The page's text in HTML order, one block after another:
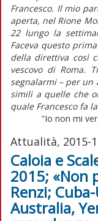
Francesco. Il mio
aperta, nel Rione
22 lungo la
Faceva questo
della direttiva così
vescovo di Roma.
segnalarmi – per un
simili a quelle che
quale Francesco fa
"Io non mi
Attualità, 2015-1
Caloia e
2015; «Non
Renzi;
Australia,